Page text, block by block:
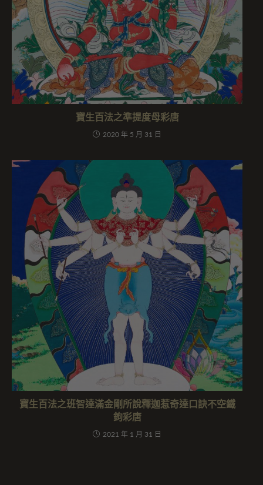
寶生百法之準提度母彩唐
2020 年 5 月 31 日
寶生百法之班智達滿金剛所說釋迦惹奇達口訣不空鐵
鉤彩唐
2021 年 1 月 31 日